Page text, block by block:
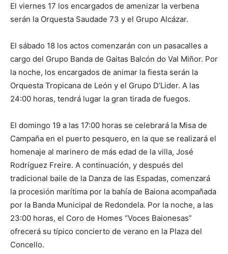
El viernes 17 los encargados de amenizar la verbena
serán la Orquesta Saudade 73 y el Grupo Alcázar.
El sábado 18 los actos comenzarán con un pasacalles a
cargo del Grupo Banda de Gaitas Balcón do Val Miñor. Por
la noche, los encargados de animar la fiesta serán la
Orquesta Tropicana de León y el Grupo D’Lider. A las
24:00 horas, tendrá lugar la gran tirada de fuegos.
El domingo 19 a las 17:00 horas se celebrará la Misa de
Campaña en el puerto pesquero, en la que se realizará el
homenaje al marinero de más edad de la villa, José
Rodríguez Freire. A continuación, y después del
tradicional baile de la Danza de las Espadas, comenzará
la procesión marítima por la bahía de Baiona acompañada
por la Banda Municipal de Redondela. Por la noche, a las
23:00 horas, el Coro de Homes “Voces Baionesas”
ofrecerá su típico concierto de verano en la Plaza del
Concello.